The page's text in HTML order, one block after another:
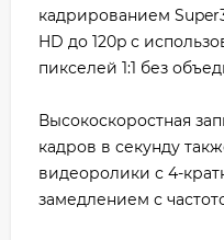
кадрированием
HD до 120p с
пикселей 1:1 без
Высокоскоростная
кадров в секунду
видеоролики с 4-
замедлением с